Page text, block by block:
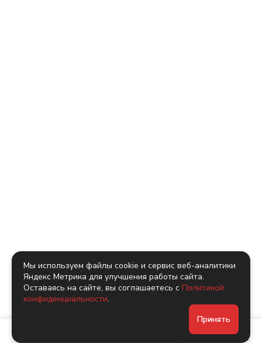
Мы используем файлы cookie и сервис веб-аналитики
Яндекс Метрика для улучшения работы сайта.
Оставаясь на сайте, вы соглашаетесь с Политикой
конфиденциальности.
Принять